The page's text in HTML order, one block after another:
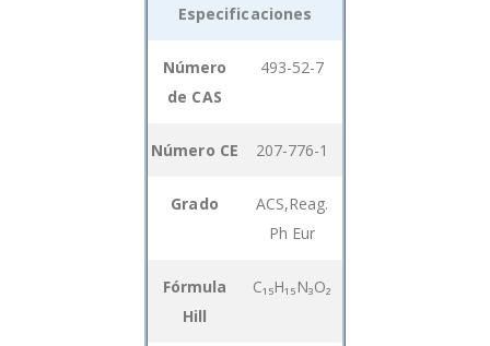
Especificaciones
Número
de CAS
493-52-7
Número CE 207-776-1
Grado
ACS,Reag.
Ph Eur
Fórmula
Hill
C₁₅H₁₅N₃O₂